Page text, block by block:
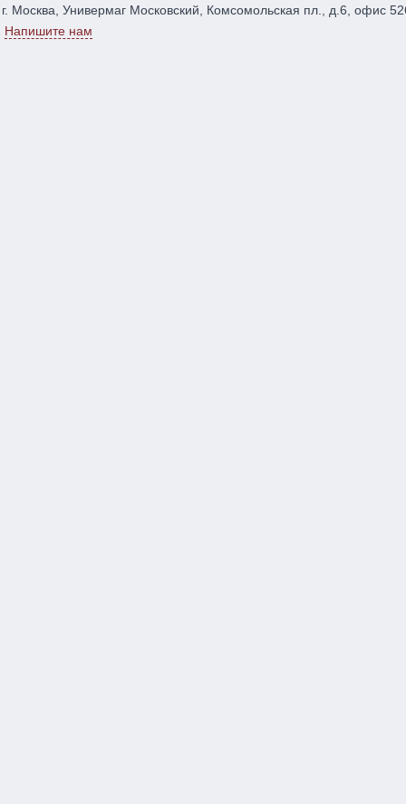
г. Москва, Универмаг Московский, Комсомольская пл., д.6, офис
Напишите нам